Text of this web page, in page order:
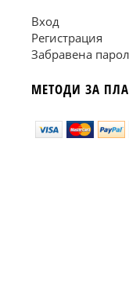
Вход
Регистрация
Забравена
МЕТОДИ ЗА